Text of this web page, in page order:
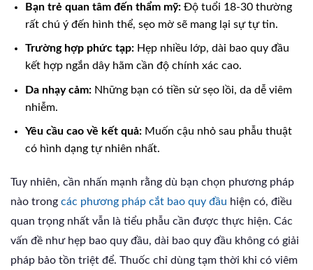
Bạn trẻ quan tâm đến thẩm mỹ:Độ tuổi 18-30 thường
rất chú ý đến hình thể, sẹo mờ sẽ mang lại sự tự tin.
Trường hợp phức tạp:Hẹp nhiều lớp, dài bao quy đầu
kết hợp ngắn dây hãm cần độ chính xác cao.
Da nhạy cảm:Những bạn có tiền sử sẹo lồi, da dễ viêm
nhiễm.
Yêu cầu cao về kết quả:Muốn cậu nhỏ sau phẫu thuật
có hình dạng tự nhiên nhất.
Tuy nhiên, cần nhấn mạnh rằng dù bạn chọn phương pháp
nào trong các phương pháp cắt bao quy đầu hiện có, điều
quan trọng nhất vẫn là tiểu phẫu cần được thực hiện. Các
vấn đề như hẹp bao quy đầu, dài bao quy đầu không có giải
pháp bảo tồn triệt để. Thuốc chỉ dùng tạm thời khi có viêm